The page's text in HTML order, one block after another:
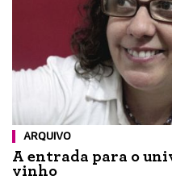
ARQUIVO
A entrada para o
vinho